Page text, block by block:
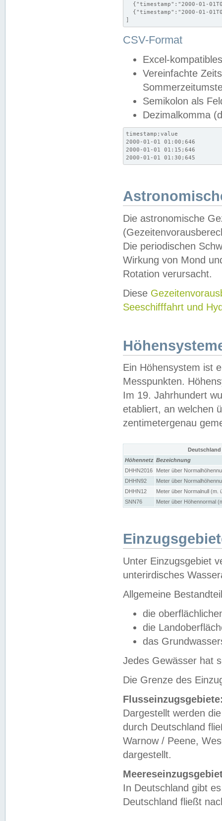
{"timestamp":"2000-01-
{"timestamp":"2000-01-
]
CSV-Format
Excel-
Vereinfachte
Semikolon als
Dezimalkomma
timestamp;value
2000-01-01 01:00;646
2000-01-01 01:15;646
2000-01-01 01:30;645
Die astronomische
Die periodischen
Wirkung von Mond
Rotation verursacht.
Diese
Seeschifffahrt und
Ein Höhensystem ist
Messpunkten.
Im 19. Jahrhundert
etabliert, an welchen
zentimetergenau
Höhennetz Bezeichnung
DHHN2016
Meter über
DHHN92
Meter über
DHHN12
Meter über Normalnull (m.
SNN76
Meter über Höhennormal
Unter Einzugsgebiet
unterirdisches
Allgemeine
die
die
das
Jedes Gewässer hat
Die Grenze des
Dargestellt werden
durch Deutschland
Warnow / Peene,
dargestellt.
In Deutschland gibt
Deutschland fließt